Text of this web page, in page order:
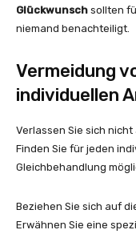
Glückwunsch sollten
niemand benachteiligt.
Vermeidung
individuellen
Verlassen Sie sich
Finden Sie für jeden
Gleichbehandlung
Beziehen Sie sich auf
Erwähnen Sie eine